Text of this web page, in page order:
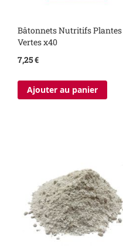
Bâtonnets Nutritifs Plantes
Vertes x40
7,25 €
Ajouter au panier